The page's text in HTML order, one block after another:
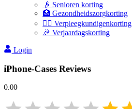
👴 Senioren korting
🏥 Gezondheidszorgkorting
👩‍⚕️ Verpleegkundigenkorting
🎉 Verjaardagskorting
Login
iPhone-Cases Reviews
0.00